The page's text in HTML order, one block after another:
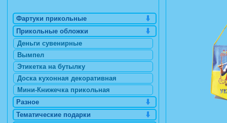
Фартуки прикольные
Прикольные обложки
Деньги сувенирные
Вымпел
Этикетка на бутылку
Доска кухонная декоративная
Мини-Книжечка прикольная
Разное
Тематические подарки